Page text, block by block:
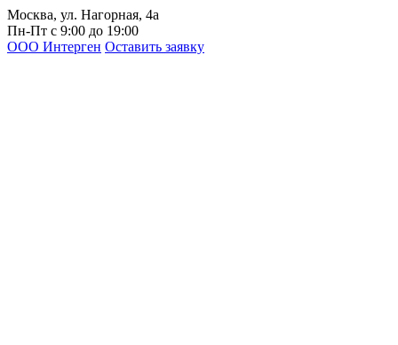
Москва, ул. Нагорная, 4а
Пн-Пт с 9:00 до 19:00
ООО Интерген Оставить заявку